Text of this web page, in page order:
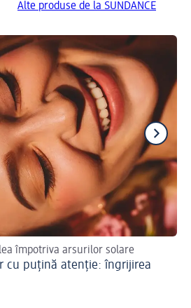
Alte produse de la SUNDANCE
împotriva arsurilor solare
cu puțină atenție: îngrijirea